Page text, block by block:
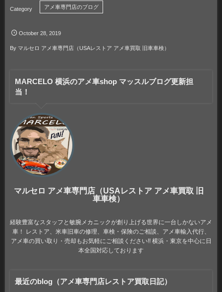
アメ車専門店のブログ
October 28 ,2019
By マルセロ アメ車専門店（USAレストア アメ車買取 旧車車検）
MARCELO 横浜のアメ車shop マッスルブログ更新担
当！
マルセロ アメ車専門店（USAレストア アメ車買取 旧
車車検）
経験豊富なスタッフと敏腕メカニックが創り上げる世界に一台しかないアメ
車！ レストア、米車旧車の修理、車検・保険のご相談、アメ車輸入代行、
アメ車の買い取り・売却もお気軽にご相談ください!! 横浜・東京を中心に日
本全国対応しております
最近のblog（アメ車専門店レストア買取日記）